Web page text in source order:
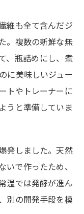
維も全て含んだジ
。複数の新鮮な無
、瓶詰めにし、煮
に美味しいジュー
トやトレーナーに
うと準備していま
発しました。天然
いで作ったため、
温では発酵が進ん
別の開発手段を模